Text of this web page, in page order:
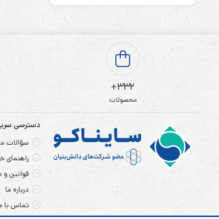
332+
محصولات
دسترسی
سؤالات
راهنمای
قوانین و
درباره ما
تماس با